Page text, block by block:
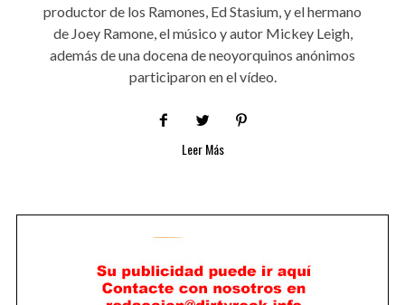
productor de los Ramones, Ed Stasium, y el hermano
de Joey Ramone, el músico y autor Mickey Leigh,
además de una docena de neoyorquinos anónimos
participaron en el vídeo.
Leer Más